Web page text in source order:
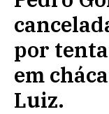
por
em
Luiz.